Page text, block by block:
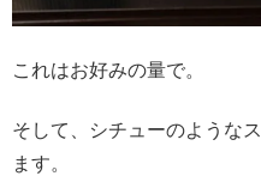
これはお好みの量で。
そして、シチューのような
ます。